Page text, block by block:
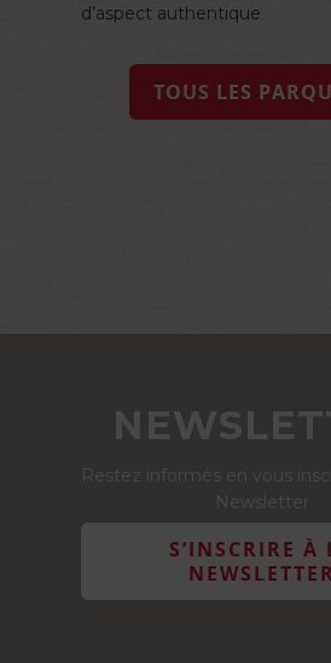
d’aspect authentique
TOUS LES
Restez informés en vous
Newsletter
S’INSCRIRE À
NEWSLETTER